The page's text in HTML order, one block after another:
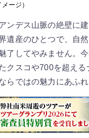
ージ）
ンデス山脈の絶壁に
遺産のひとつで、自
了してやみません。
クスコや700を超え
らではの魅力にあふ